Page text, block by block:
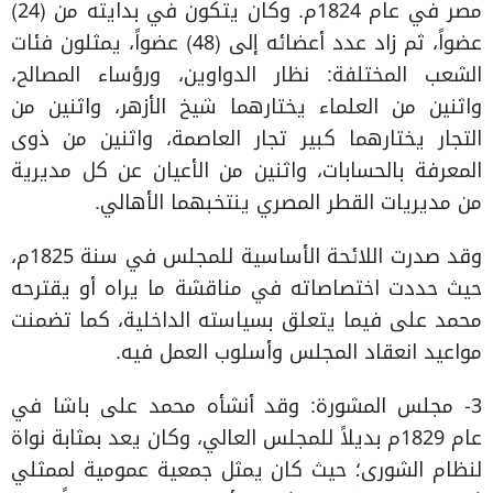
مصر في عام 1824م. وكان يتكون في بدايته من (24)
عضواً، ثم زاد عدد أعضائه إلى (48) عضواً، يمثلون فئات
الشعب المختلفة: نظار الدواوين، ورؤساء المصالح،
واثنين من العلماء يختارهما شيخ الأزهر، واثنين من
التجار يختارهما كبير تجار العاصمة، واثنين من ذوى
المعرفة بالحسابات، واثنين من الأعيان عن كل مديرية
من مديريات القطر المصري ينتخبهما الأهالي.
وقد صدرت اللائحة الأساسية للمجلس في سنة 1825م،
حيث حددت اختصاصاته في مناقشة ما يراه أو يقترحه
محمد على فيما يتعلق بسياسته الداخلية، كما تضمنت
مواعيد انعقاد المجلس وأسلوب العمل فيه.
3- مجلس المشورة: وقد أنشأه محمد على باشا في
عام 1829م بديلاً للمجلس العالي، وكان يعد بمثابة نواة
لنظام الشورى؛ حيث كان يمثل جمعية عمومية لممثلي